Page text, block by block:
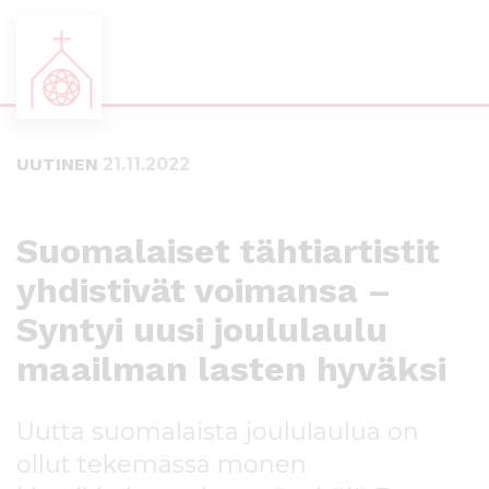
UUTINEN 21.11.2022
Suomalaiset tähtiartistit
yhdistivät voimansa –
Syntyi uusi joululaulu
maailman lasten hyväksi
Uutta suomalaista joululaulua on
ollut tekemässä monen